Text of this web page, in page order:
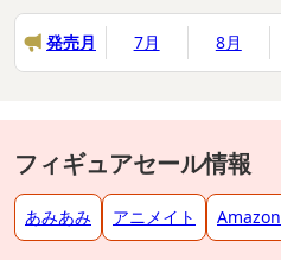
発売月 7月 8月
フィギュアセール情報
あみあみ アニメイト Amazon